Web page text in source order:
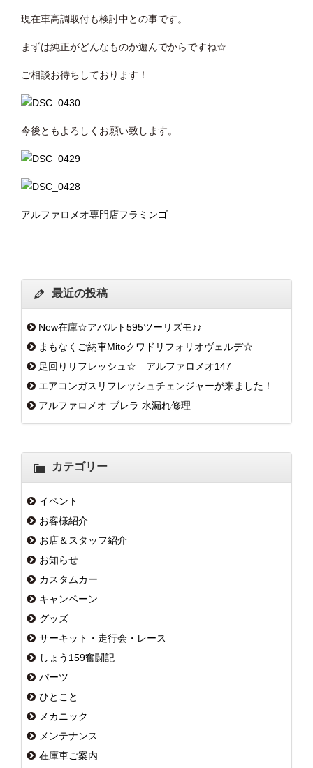
現在車高調取付も検討中との事です。
まずは純正がどんなものか遊んでからですね☆
ご相談お待ちしております！
今後ともよろしくお願い致します。
アルファロメオ専門店フラミンゴ
最近の投稿
New在庫☆アバルト595ツーリズモ♪♪
まもなくご納車Mitoクワドリフォリオヴェルデ☆
足回りリフレッシュ☆ アルファロメオ147
エアコンガスリフレッシュチェンジャーが来ました！
アルファロメオ ブレラ 水漏れ修理
カテゴリー
イベント
お客様紹介
お店＆スタッフ紹介
お知らせ
カスタムカー
キャンペーン
グッズ
サーキット・走行会・レース
しょう159奮闘記
パーツ
ひとこと
メカニック
メンテナンス
在庫車ご案内